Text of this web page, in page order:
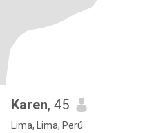
Karen, 45
Lima, Lima, Perú